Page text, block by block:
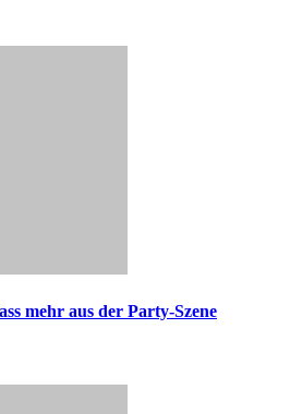
mehr aus der Party-Szene